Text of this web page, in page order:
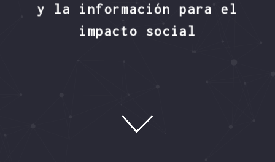
y la información para el
impacto social